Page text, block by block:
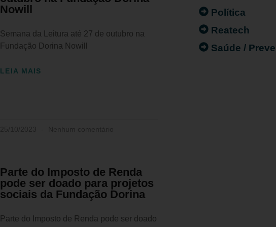
Nowill
Semana da Leitura até 27 de outubro na
Fundação Dorina Nowill
LEIA MAIS
Parte do Imposto de Renda
pode ser doado para projetos
sociais da Fundação Dorina
Parte do Imposto de Renda pode ser doado
Política
Reatech
Saúde /